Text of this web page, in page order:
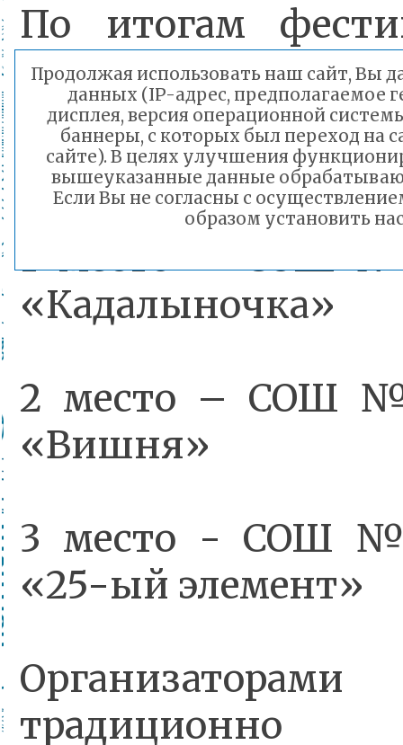
По итогам
2018 года) и
образом:
1 место – СОШ №
«Кадалыночка»
2 место – СОШ №
«Вишня»
3 место - СОШ №
«25-ый элемент»
традиционно
Продолжая использовать наш сайт, Вы
данных (IP-адрес, предполагаемое
дисплея, версия операционной
баннеры, с которых был переход на
сайте). В целях улучшения
вышеуказанные данные
Если Вы не согласны с
образом установить